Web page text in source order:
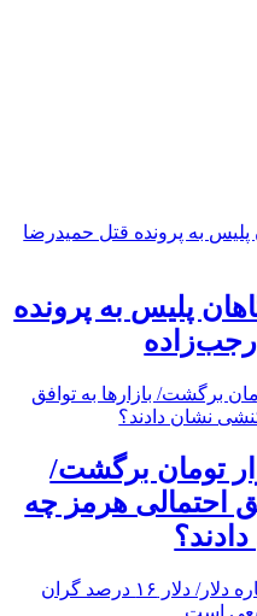
پلیس به پرونده
به 186 هزار تومان برگشت/
احتمالی هرمز چه